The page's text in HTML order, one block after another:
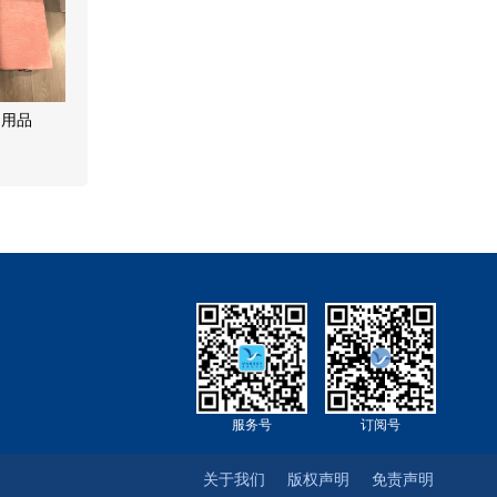
品
订阅号
服务号
免责声明
版权声明
关于我们